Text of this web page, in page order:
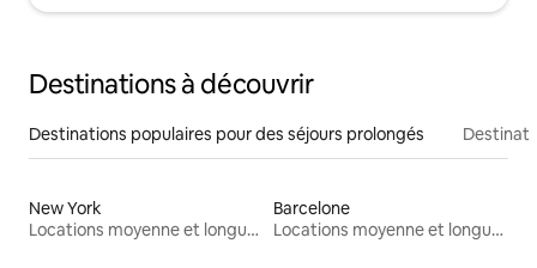
Destinations à découvrir
Destinations populaires pour des séjours prolongés
New York
Locations moyenne et longue durée
Barcelone
Locations moyenne et longue durée